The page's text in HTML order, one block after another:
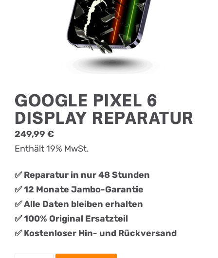
GOOGLE PIXEL 6
DISPLAY REPARATUR
249,99 €
Enthält 19% MwSt.
✅ Reparatur in nur 48 Stunden
✅ 12 Monate Jambo-Garantie
✅ Alle Daten bleiben erhalten
✅100% Original Ersatzteil
✅ Kostenloser Hin- und Rückversand